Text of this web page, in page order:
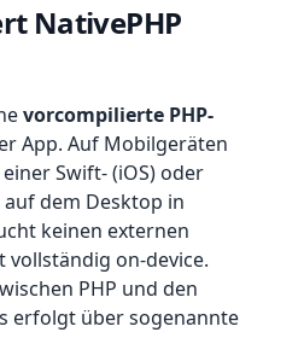
NativePHP
vorcompilierte PHP-
App. Auf Mobilgeräten
Swift- (iOS) oder
dem Desktop in
keinen externen
vollständig on-device.
PHP und den
erfolgt über sogenannte